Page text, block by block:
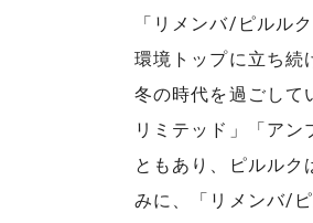
「リメンバ/ピルル
環境トップに立ち続
冬の時代を過ごして
リミテッド」「アン
ともあり、ピルルク
みに、「リメンバ/